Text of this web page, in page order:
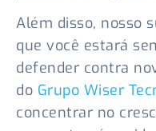
Além disso, nosso
que você estará
defender contra
do Grupo Wiser
concentrar no